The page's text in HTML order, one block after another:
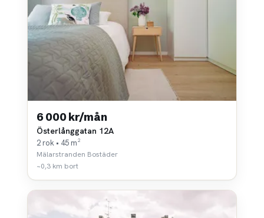
6 000 kr/mån
Österlånggatan 12A
2 rok • 45 m²
Mälarstranden Bostäder
~0,3 km bort